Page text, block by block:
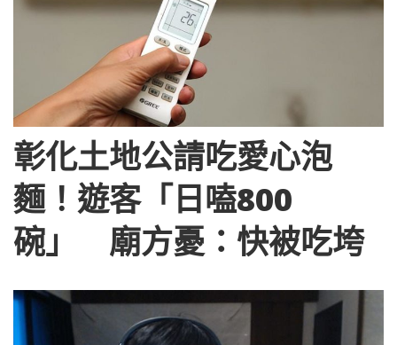
彰化土地公請吃愛心泡
麵！遊客「日嗑800
碗」 廟方憂：快被吃垮